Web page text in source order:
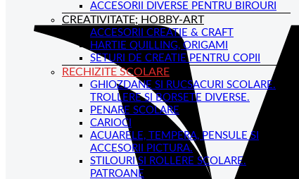
ACCESORII DIVERSE PENTRU BIROURI
CREATIVITATE; HOBBY-ART
ACCESORII CREATIE & CRAFT
HARTIE QUILLING, ORIGAMI
SETURI DE CREATIE PENTRU COPII
RECHIZITE SCOLARE
GHIOZDANE SI RUCSACURI SCOLARE.
TROLLERE SI BORSETE DIVERSE.
PENARE SCOLARE
CARIOCI
ACUARELE, TEMPERA, PENSULE SI
ACCESORII PICTURA.
STILOURI SI ROLLERE SCOLARE.
PATROANE